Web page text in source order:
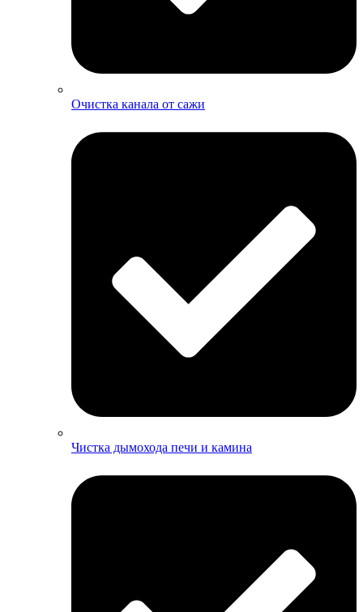
Очистка канала от сажи
Чистка дымохода печи и камина